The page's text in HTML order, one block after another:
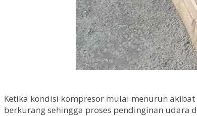
Ketika kondisi kompresor mulai menurun
berkurang sehingga proses pendinginan udara